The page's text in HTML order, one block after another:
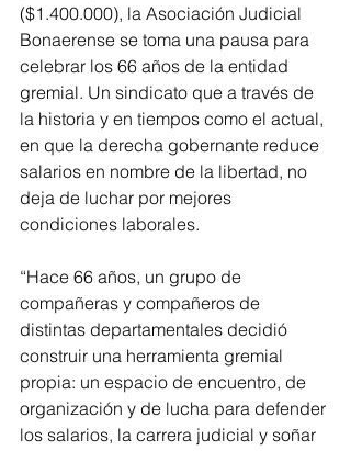
($1.400.000), la Asociación Judicial
Bonaerense se toma una pausa para
celebrar los 66 años de la entidad
gremial. Un sindicato que a través de
la historia y en tiempos como el actual,
en que la derecha gobernante reduce
salarios en nombre de la libertad, no
deja de luchar por mejores
condiciones laborales.
“Hace 66 años, un grupo de
compañeras y compañeros de
distintas departamentales decidió
construir una herramienta gremial
propia: un espacio de encuentro, de
organización y de lucha para defender
los salarios, la carrera judicial y soñar